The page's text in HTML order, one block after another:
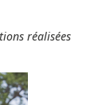
réalisées